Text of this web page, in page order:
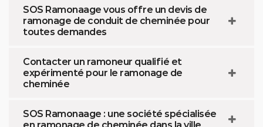
SOS Ramonaage vous offre un devis de
ramonage de conduit de cheminée pour
toutes demandes
Contacter un ramoneur qualifié et
expérimenté pour le ramonage de
cheminée
SOS Ramonaage : une société spécialisée